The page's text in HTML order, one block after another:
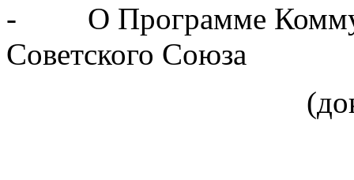
- О Программе
Советского Союза
(докладчик